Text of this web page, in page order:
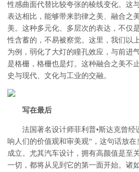
性感曲面代替比较夸张的棱线变化。这
表达相比，能够带来韵律之美、融合之
美。这种多元化、多层次的表达，不仅
性含蓄的，不易被察觉。这里，我们以
为例，弱化了大灯的瞳孔效应，与前进
是格栅，格栅也是灯。这种融合之美不
史与现代、文化与工业的交融。
写在最后
法国著名设计师菲利普•斯达克曾经
响人们的价值观和审美观”，这句话放
成立。尤其汽车设计，拥有高颜值是至
一切，都将从见到它的第一面开始。诸